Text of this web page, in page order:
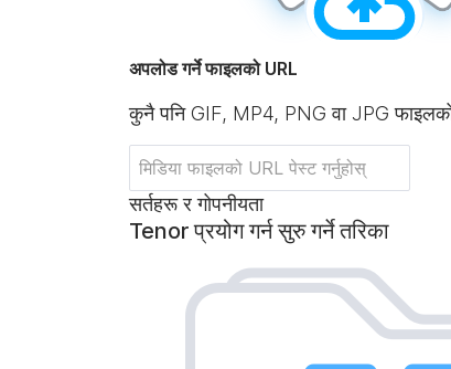
अपलोड गर्ने फाइलको URL
कुनै पनि GIF, MP4, PNG वा JPG
सर्तहरू र गोपनीयता
Tenor प्रयोग गर्न सुरु गर्ने तरिका